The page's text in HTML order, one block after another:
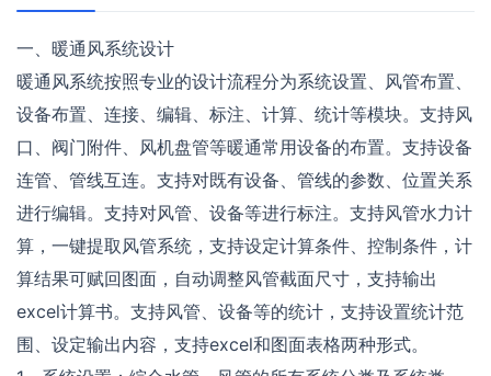
一、暖通风系统设计
暖通风系统按照专业的设计流程分为系统设置、风管布置、
设备布置、连接、编辑、标注、计算、统计等模块。支持风
口、阀门附件、风机盘管等暖通常用设备的布置。支持设备
连管、管线互连。支持对既有设备、管线的参数、位置关系
进行编辑。支持对风管、设备等进行标注。支持风管水力计
算，一键提取风管系统，支持设定计算条件、控制条件，计
算结果可赋回图面，自动调整风管截面尺寸，支持输出
excel计算书。支持风管、设备等的统计，支持设置统计范
围、设定输出内容，支持excel和图面表格两种形式。